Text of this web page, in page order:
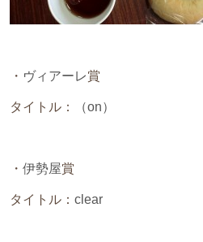
・ ヴィアーレ賞
タイトル： （on）
・ 伊勢屋賞
タイトル： clear